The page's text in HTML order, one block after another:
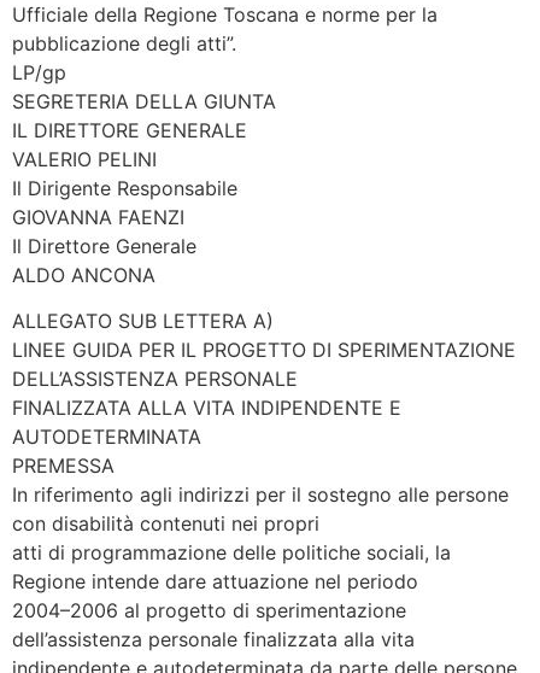
Ufficiale della Regione Toscana e norme per la
pubblicazione degli atti”.
LP/gp
SEGRETERIA DELLA GIUNTA
IL DIRETTORE GENERALE
VALERIO PELINI
Il Dirigente Responsabile
GIOVANNA FAENZI
Il Direttore Generale
ALDO ANCONA
ALLEGATO SUB LETTERA A)
LINEE GUIDA PER IL PROGETTO DI SPERIMENTAZIONE
DELL’ASSISTENZA PERSONALE
FINALIZZATA ALLA VITA INDIPENDENTE E
AUTODETERMINATA
PREMESSA
In riferimento agli indirizzi per il sostegno alle persone
con disabilità contenuti nei propri
atti di programmazione delle politiche sociali, la
Regione intende dare attuazione nel periodo
2004–2006 al progetto di sperimentazione
dell’assistenza personale finalizzata alla vita
indipendente e autodeterminata da parte delle persone